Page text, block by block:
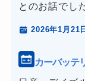
とのお話でし
2026年1月21
カーバッテ